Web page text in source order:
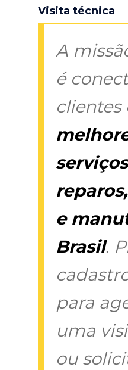
Visita técnica
A
é
clientes
e
Brasil.
para
uma
ou